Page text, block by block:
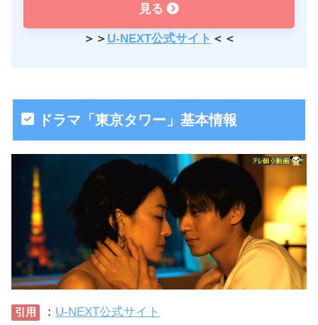
見る
＞＞ U-NEXT公式サイト ＜＜
ドラマ「東京タワー」基本情報
引用 ： U-NEXT公式サイト